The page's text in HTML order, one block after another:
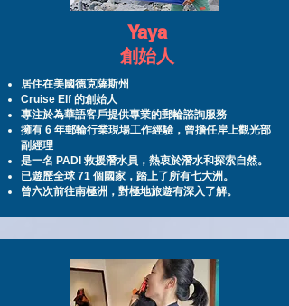
Yaya
創始人
居住在美國德克薩斯州
Cruise Elf 的創始人
專注於為華語客戶提供專業的郵輪諮詢服務
擁有 6 年郵輪行業現場工作經驗，曾擔任岸上觀光部
副經理
是一名 PADI 救援潛水員，熱衷於潛水和探索自然。
已遊歷全球 71 個國家，踏上了所有七大洲。
曾六次前往南極洲，對極地旅遊有深入了解。​